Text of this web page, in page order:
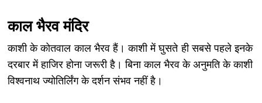
काल भैरव मंदिर
काशी के कोतवाल काल भैरव हैं। काशी में घुसते ही सबसे पहले इनके
दरबार में हाजिर होना जरूरी है। बिना काल भैरव के अनुमति के काशी
विश्वनाथ ज्योतिर्लिंग के दर्शन संभव नहीं है।